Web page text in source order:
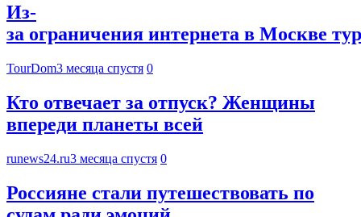
Из-
за ограничения интернета в Москве
TourDom3 месяца спустя 0
Кто отвечает за отпуск? Женщины
впереди планеты всей
runews24.ru3 месяца спустя 0
Россияне стали путешествовать по